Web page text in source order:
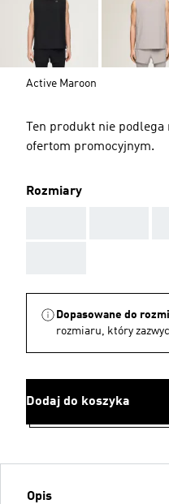
Active Maroon
Ten produkt nie
ofertom promocyjnym.
Rozmiary
Dopasowane do
rozmiaru, który
Dodaj do koszyka
Opis